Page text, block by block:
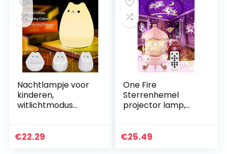
Nachtlampje voor
kinderen,
witlichtmodus
Kinderen voor
€22.29
One Fire
Sterrenhemel
projector lamp,
Nachtlampje
€25.49